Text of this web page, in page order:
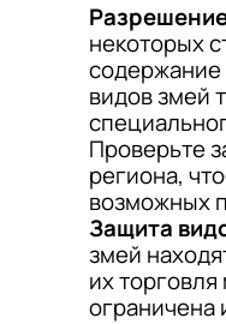
некоторых
видов змей
Проверьте
региона,
возможных
Защита
змей
их
ограничена